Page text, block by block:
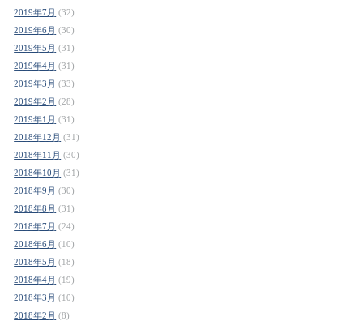
2019年7月 (32)
2019年6月 (30)
2019年5月 (31)
2019年4月 (31)
2019年3月 (33)
2019年2月 (28)
2019年1月 (31)
2018年12月 (31)
2018年11月 (30)
2018年10月 (31)
2018年9月 (30)
2018年8月 (31)
2018年7月 (24)
2018年6月 (10)
2018年5月 (18)
2018年4月 (19)
2018年3月 (10)
2018年2月 (8)